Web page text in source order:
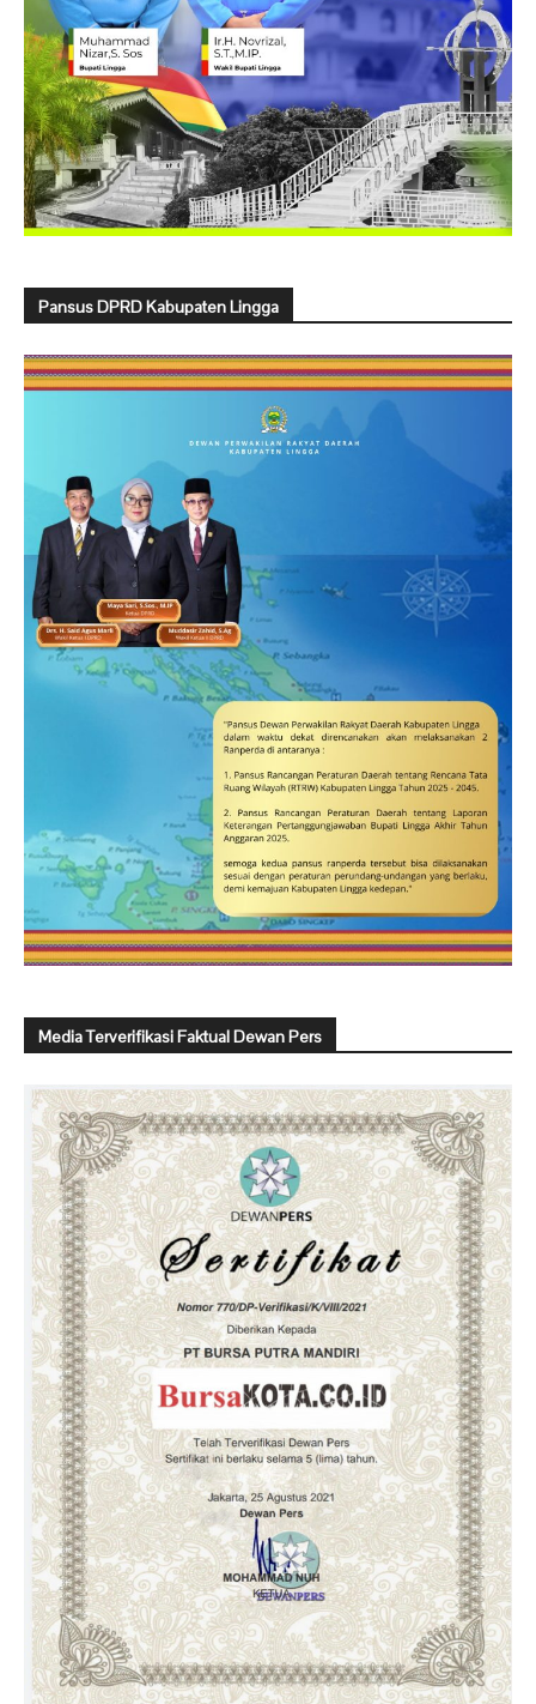
Pansus DPRD Kabupaten Lingga
Media Terverifikasi Faktual Dewan Pers